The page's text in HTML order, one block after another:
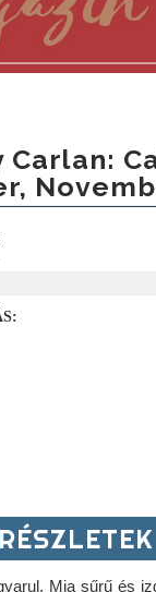
Carlan:
Mia sűrű és